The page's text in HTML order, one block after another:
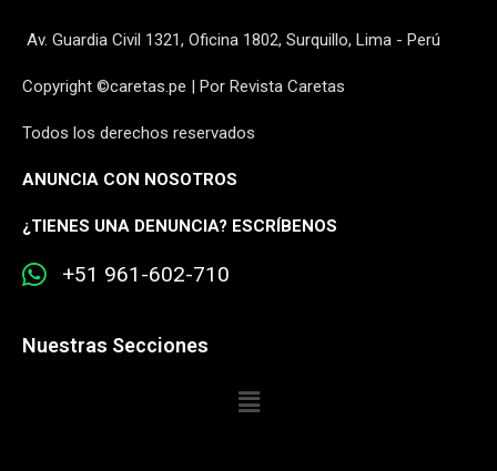
Av. Guardia Civil 1321, Oficina 1802, Surquillo, Lima - Perú
Copyright ©caretas.pe | Por Revista Caretas
Todos los derechos reservados
ANUNCIA CON NOSOTROS
¿TIENES UNA DENUNCIA? ESCRÍBENOS
+51 961-602-710
Nuestras Secciones